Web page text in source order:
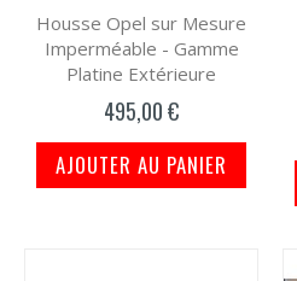
Housse Opel sur Mesure
Imperméable - Gamme
Platine Extérieure
495,00 €
AJOUTER AU PANIER